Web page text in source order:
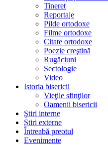
Tineret
Reportaje
Pilde ortodoxe
Filme ortodoxe
Citate ortodoxe
Poezie creştină
Rugăciuni
Sectologie
Video
Istoria bisericii
Vieţile sfinţilor
Oamenii bisericii
Ştiri interne
Știri externe
Întreabă preotul
Evenimente